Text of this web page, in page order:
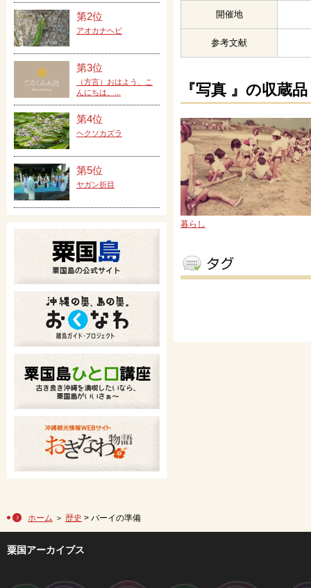
開催地
参考文献
『写真 』の収蔵品
暮らし
第2位
アオカナヘビ
第3位
（方言）おはよう、こ
んにちは、...
第4位
ヘクソカズラ
第5位
ヤガン折目
ホーム ＞ 歴史 > バーイの準備
粟国アーカイブス